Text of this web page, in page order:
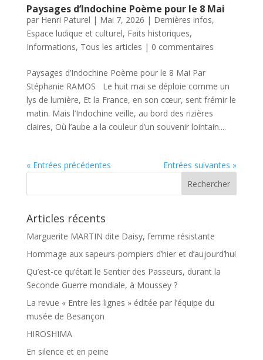
Paysages d’Indochine Poème pour le 8 Mai
par Henri Paturel | Mai 7, 2026 | Dernières infos,
Espace ludique et culturel, Faits historiques,
Informations, Tous les articles | 0 commentaires
Paysages d’Indochine Poème pour le 8 Mai Par
Stéphanie RAMOS Le huit mai se déploie comme un
lys de lumière, Et la France, en son cœur, sent frémir le
matin. Mais l’Indochine veille, au bord des rizières
claires, Où l’aube a la couleur d’un souvenir lointain....
« Entrées précédentes Entrées suivantes »
Articles récents
Marguerite MARTIN dite Daisy, femme résistante
Hommage aux sapeurs-pompiers d’hier et d’aujourd’hui
Qu’est-ce qu’était le Sentier des Passeurs, durant la
Seconde Guerre mondiale, à Moussey ?
La revue « Entre les lignes » éditée par l’équipe du
musée de Besançon
HIROSHIMA
En silence et en peine